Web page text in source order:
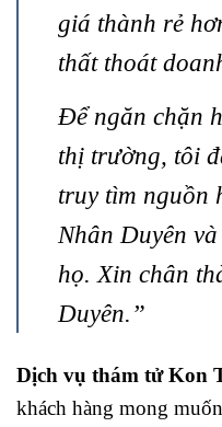
giá thành rẻ
thất thoát
Để ngăn chặn
thị trường, tôi
truy tìm nguồn
Nhân Duyên
họ. Xin chân
Duyên.”
Dịch vụ thám tử Kon
khách hàng mong